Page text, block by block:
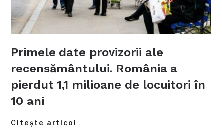
Primele date provizorii ale
recensământului. România a
pierdut 1,1 milioane de locuitori în
10 ani
Citește articol